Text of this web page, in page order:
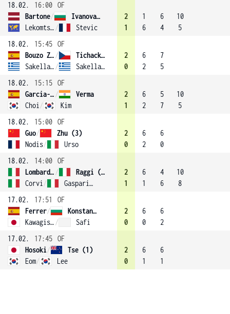
18.02.
16:00 OF
Bartone/
Ivanova (2)
Lekomtseva / Stevic
2
1
1
6
6
4
10
5
18.02.
15:45 OF
Bouzo Zanotti /
Tichackova
Sakellaridi / Sakellaridi
2
0
6
2
7
5
18.02.
15:15 OF
Garcia-Perez /
Verma
Choi / Kim
2
1
6
2
5
7
10
5
18.02.
15:00 OF
Guo/
Zhu (3)
Nodis/ Urso
2
0
6
2
6
0
18.02.
14:00 OF
Lombardini /
Raggi (4)
Corvi / Gasparini
2
1
6
1
4
6
10
8
17.02.
17:51
OF
Ferrer/
Konstantinova
Kawagishi / Safi
2
0
6
0
6
2
17.02.
17:45 OF
Hosoki/
Tse (1)
Eom/ Lee
2
0
6
1
6
1